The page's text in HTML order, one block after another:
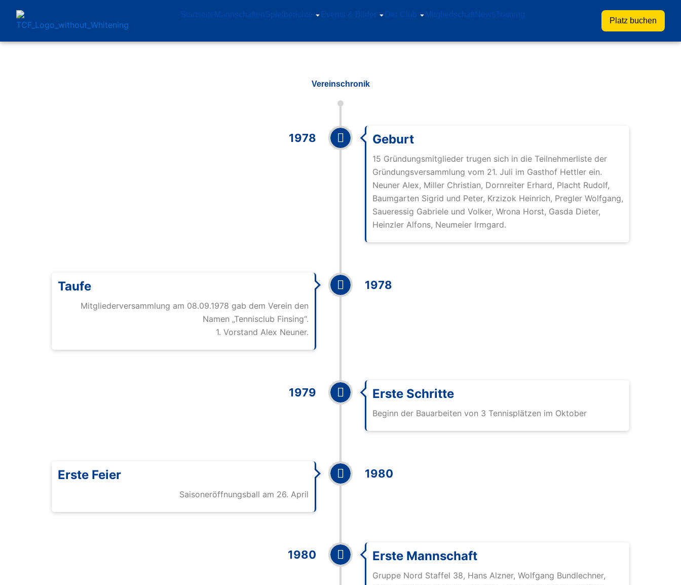
Startseite MannschaftenSpielberichte Events & Bilder Der Club MitgliedschaftNewsTraining
Platz buchen
Vereinschronik
1978 Geburt
15 Gründungsmitglieder trugen sich in die Teilnehmerliste der
Gründungsversammlung vom 21. Juli im Gasthof Hettler ein.
Neuner Alex, Miller Christian, Dornreiter Erhard, Placht Rudolf,
Baumgarten Sigrid und Peter, Krzizok Heinrich, Pregler Wolfgang,
Saueressig Gabriele und Volker, Wrona Horst, Gasda Dieter,
Heinzler Alfons, Neumeier Irmgard.
1978
Taufe
Mitgliederversammlung am 08.09.1978 gab dem Verein den
Namen „Tennisclub Finsing“.
1. Vorstand Alex Neuner.
1979 Erste Schritte
Beginn der Bauarbeiten von 3 Tennisplätzen im Oktober
1980
Erste Feier
Saisoneröffnungsball am 26. April
1980 Erste Mannschaft
Gruppe Nord Staffel 38, Hans Alzner, Wolfgang Bundlechner,